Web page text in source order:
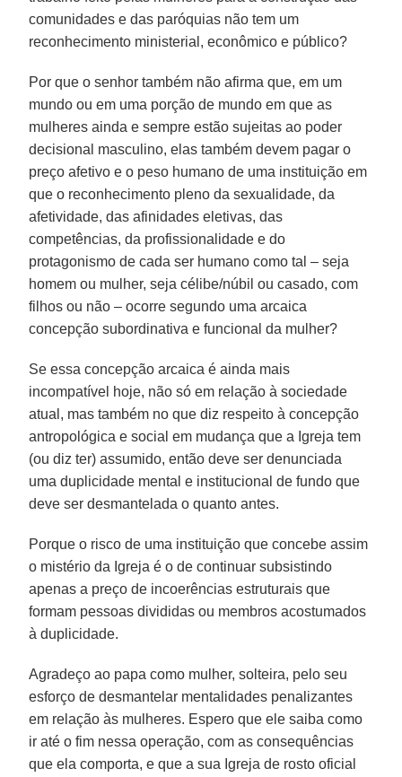
comunidades e das paróquias não tem um
reconhecimento ministerial, econômico e público?
Por que o senhor também não afirma que, em um
mundo ou em uma porção de mundo em que as
mulheres ainda e sempre estão sujeitas ao poder
decisional masculino, elas também devem pagar o
preço afetivo e o peso humano de uma instituição em
que o reconhecimento pleno da sexualidade, da
afetividade, das afinidades eletivas, das
competências, da profissionalidade e do
protagonismo de cada ser humano como tal – seja
homem ou mulher, seja célibe/núbil ou casado, com
filhos ou não – ocorre segundo uma arcaica
concepção subordinativa e funcional da mulher?
Se essa concepção arcaica é ainda mais
incompatível hoje, não só em relação à sociedade
atual, mas também no que diz respeito à concepção
antropológica e social em mudança que a Igreja tem
(ou diz ter) assumido, então deve ser denunciada
uma duplicidade mental e institucional de fundo que
deve ser desmantelada o quanto antes.
Porque o risco de uma instituição que concebe assim
o mistério da Igreja é o de continuar subsistindo
apenas a preço de incoerências estruturais que
formam pessoas divididas ou membros acostumados
à duplicidade.
Agradeço ao papa como mulher, solteira, pelo seu
esforço de desmantelar mentalidades penalizantes
em relação às mulheres. Espero que ele saiba como
ir até o fim nessa operação, com as consequências
que ela comporta, e que a sua Igreja de rosto oficial